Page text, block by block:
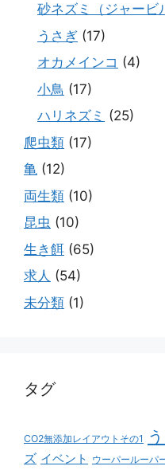
砂ネズミ（ジャービ
うさぎ (17)
オカメインコ (4)
小鳥 (17)
ハリネズミ (25)
爬虫類 (17)
亀 (12)
両生類 (10)
昆虫 (10)
生き餌 (65)
求人 (54)
未分類 (1)
タグ
CO2無添加レイアウトその1
ズ イベント ウーパールーパ